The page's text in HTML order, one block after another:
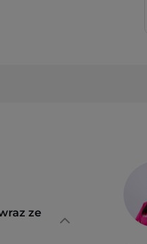
ze